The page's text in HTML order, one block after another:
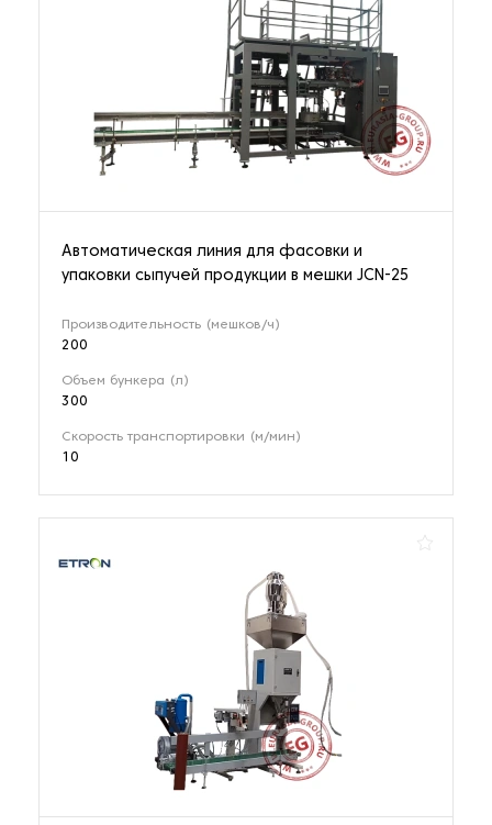
Автоматическая линия для фасовки и
упаковки сыпучей продукции в мешки JCN-25
Производительность (мешков/ч)
200
Объем бункера (л)
300
Скорость транспортировки (м/мин)
10